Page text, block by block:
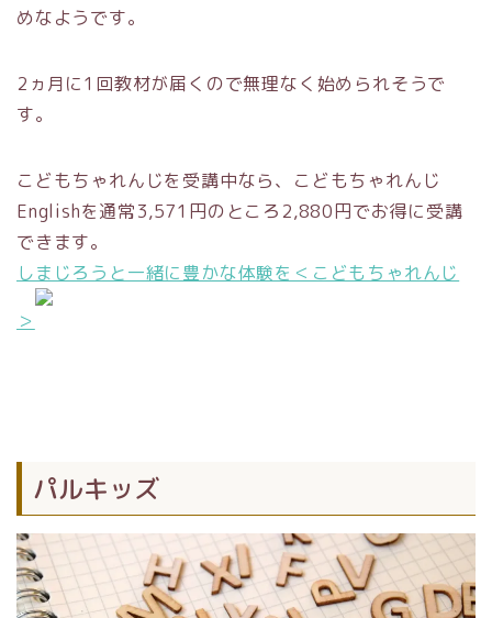
めなようです。
2ヵ月に1回教材が届くので無理なく始められそうで
す。
こどもちゃれんじを受講中なら、こどもちゃれんじ
Englishを通常3,571円のところ2,880円でお得に受講
できます。
しまじろうと一緒に豊かな体験を＜こどもちゃれんじ
＞
パルキッズ